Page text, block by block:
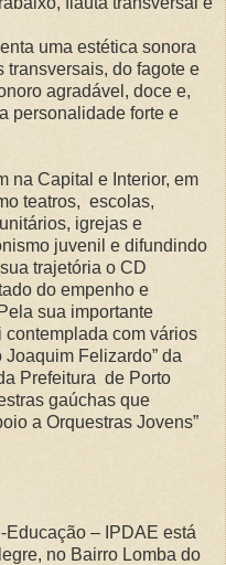
uma estética sonora
transversais, do fagote e
agradável, doce e,
personalidade forte e
Capital e Interior, em
teatros, escolas,
igrejas e
juvenil e difundindo
trajetória o CD
do empenho e
sua importante
com vários
Joaquim Felizardo” da
Prefeitura de Porto
gaúchas que
a Orquestras Jovens”
– IPDAE está
no Bairro Lomba do